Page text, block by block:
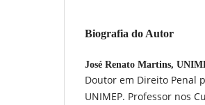
Biografia do Autor
José Renato Martins,
Doutor em Direito Penal
UNIMEP. Professor nos